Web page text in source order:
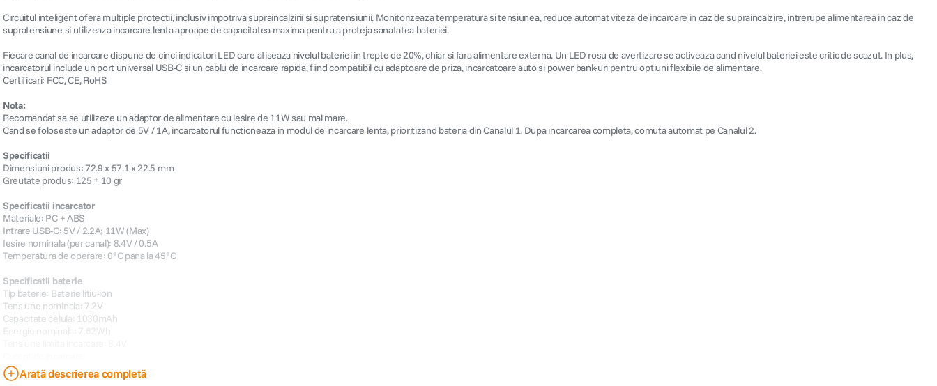
Circuitul inteligent ofera multiple protectii, inclusiv impotriva supraincalzirii si supratensiunii. Monitorizeaza temperatura si tensiunea, reduce automat viteza de incarcare in caz de supraincalzire, intrerupe alimentarea in caz de
supratensiune si utilizeaza incarcare lenta aproape de capacitatea maxima pentru a proteja sanatatea bateriei.
Fiecare canal de incarcare dispune de cinci indicatori LED care afiseaza nivelul bateriei in trepte de 20%, chiar si fara alimentare externa. Un LED rosu de avertizare se activeaza cand nivelul bateriei este critic de scazut. In plus,
incarcatorul include un port universal USB-C si un cablu de incarcare rapida, fiind compatibil cu adaptoare de priza, incarcatoare auto si power bank-uri pentru optiuni flexibile de alimentare.
Certificari: FCC, CE, RoHS
Nota:
Recomandat sa se utilizeze un adaptor de alimentare cu iesire de 11W sau mai mare.
Cand se foloseste un adaptor de 5V / 1A, incarcatorul functioneaza in modul de incarcare lenta, prioritizand bateria din Canalul 1. Dupa incarcarea completa, comuta automat pe Canalul 2.
Specificatii
Dimensiuni produs: 72.9 x 57.1 x 22.5 mm
Greutate produs: 125 ± 10 gr
Specificatii incarcator
Materiale: PC + ABS
Intrare USB-C: 5V / 2.2A; 11W (Max)
Iesire nominala (per canal): 8.4V / 0.5A
Temperatura de operare: 0°C pana la 45°C
Specificatii baterie
Tip baterie: Baterie litiu-ion
Tensiune nominala: 7.2V
Capacitate celula: 1030mAh
Energie nominala: 7.62Wh
Standard: 0.2C (206mA)
Rapid: 0.7C (515mA)
Arată descrierea completă